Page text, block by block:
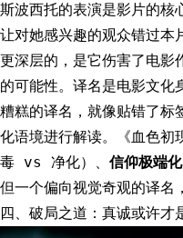
斯波西托的表演是影片的核
让对她感兴趣的观众错过本
更深层的，是它伤害了电影
的可能性。译名是电影文化
糟糕的译名，就像贴错了标
化语境进行解读。《血色初
毒 vs 净化）、 信仰极端化
但一个偏向视觉奇观的译名
四、破局之道：真诚或许才